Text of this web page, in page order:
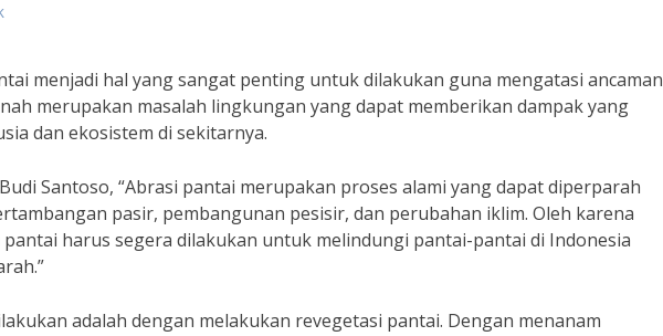
menjadi hal yang sangat penting untuk dilakukan guna mengatasi ancaman
merupakan masalah lingkungan yang dapat memberikan dampak yang
dan ekosistem di sekitarnya.
Santoso, “Abrasi pantai merupakan proses alami yang dapat diperparah
pasir, pembangunan pesisir, dan perubahan iklim. Oleh karena
harus segera dilakukan untuk melindungi pantai-pantai di Indonesia
adalah dengan melakukan revegetasi pantai. Dengan menanam